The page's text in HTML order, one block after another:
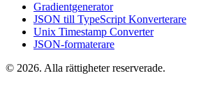
Gradientgenerator
JSON till TypeScript Konverterare
Unix Timestamp Converter
JSON-formaterare
© 2026. Alla rättigheter reserverade.